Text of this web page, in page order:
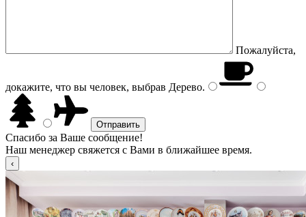
Пожалуйста,
докажите, что вы человек, выбрав Дерево.
Спасибо за Ваше сообщение!
Наш менеджер свяжется с Вами в ближайшее время.